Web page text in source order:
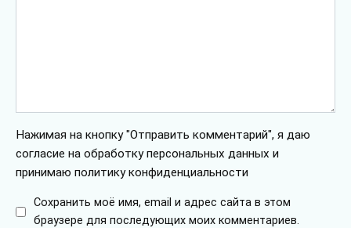
Нажимая на кнопку "Отправить комментарий", я даю
согласие на обработку персональных данных и
принимаю политику конфиденциальности
Сохранить моё имя, email и адрес сайта в этом
браузере для последующих моих комментариев.